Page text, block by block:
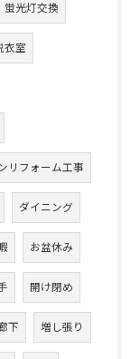
蛍光灯交換
衣室
リフォーム工事
ダイニング
お盆休み
開け閉め
下 増し張り